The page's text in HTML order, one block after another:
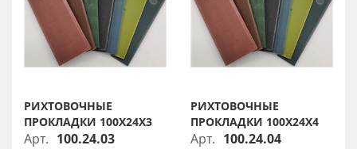
РИХТОВОЧНЫЕ
ПРОКЛАДКИ 100Х24Х3
Арт. 100.24.03
РИХТОВОЧНЫЕ
ПРОКЛАДКИ 100Х24Х4
Арт. 100.24.04